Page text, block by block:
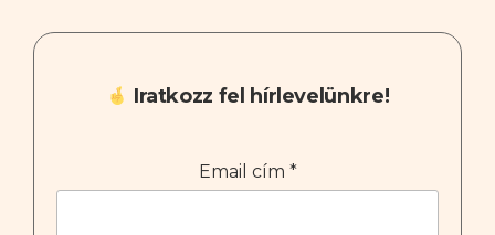
Iratkozz fel hírlevelünkre!
Email cím *